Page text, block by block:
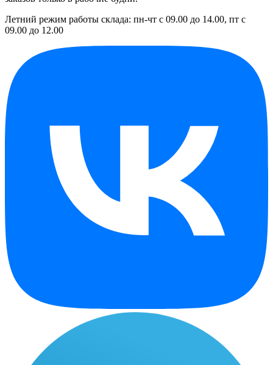
Летний режим работы склада: пн-чт с 09.00 до 14.00, пт с
09.00 до 12.00